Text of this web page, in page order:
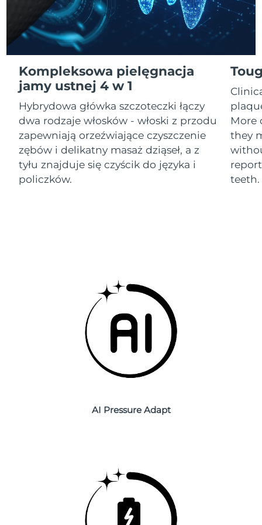
Kompleksowa pielęgnacja
jamy ustnej 4 w 1
Hybrydowa główka szczoteczki łączy
dwa rodzaje włosków - włoski z przodu
zapewniają orzeźwiające czyszczenie
zębów i delikatny masaż dziąseł, a z
tyłu znajduje się czyścik do języka i
policzków.
More
they
teeth.
AI Pressure Adapt
Izrael
Oczekiwany czas dostawy
8/14/26
Oczekiwany czas dostawy
8/10/26
Japonia
Oczekiwany czas dostawy
8/13/26
Jersey
Oczekiwany czas dostawy
8/15/26
Kazachstan
Oczekiwany czas dostawy
8/12/26
Oczekiwany czas dostawy
Oczekiwany czas dostawy
SRA Makau (Chiny)
Oczekiwany czas dostawy
Oczekiwany czas dostawy
Oczekiwany czas dostawy
Oczekiwany czas dostawy